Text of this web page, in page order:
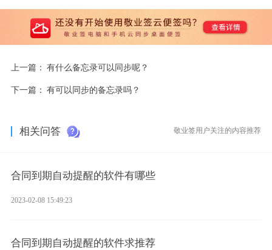
上一篇： 有什么备忘录可以同步呢？
下一篇： 有可以同步的备忘录吗？
相关问答 敬业签用户关注的内容推荐
合同到期自动提醒的软件有哪些
2023-02-08 15:49:23
合同到期自动提醒的软件求推荐